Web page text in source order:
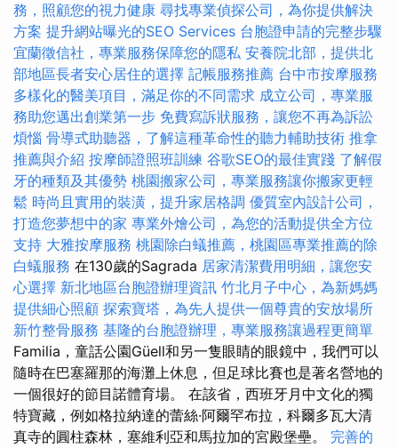
務，照顧您的視力健康 尋找專業偵探公司，為你提供解決
方案 提升網站曝光的SEO Services 台胞證申請的完整步驟
宜蘭徵信社，專業服務保障您的隱私 安養院北部，提供北
部地區長者安心居住的選擇 記帳服務推薦 台中市按摩服務
多樣化的醫美項目，滿足你的不同需求 成立公司，專業服
務助您邁出創業第一步 免費寫訴狀服務，讓您不再為訴訟
煩惱 骨導式助聽器，了解這種革命性的聽力輔助技術 推拿
推薦與介紹 按摩師證照班訓練 谷歌SEO的最佳實踐 了解假
牙的種類及其優勢 桃園搬家公司，專業服務讓你搬家更輕
鬆 時尚且實用的裝潢，提升家居格調 優質室內設計公司，
打造您夢想中的家 專業外燴公司，為您的活動提供全方位
支持 大雅按摩服務 桃園除白蟻推薦，桃園區專業推薦的除
白蟻服務 在130歲的Sagrada 居家清潔費用明細，讓您安
心選擇 新北地區台胞證辦理資訊 竹北月子中心，為新媽媽
提供細心照顧 探索寶塔，為先人提供一個尊貴的安放場所
新竹整骨服務 基隆的台胞證辦理，專業服務讓過程更簡單
Familia，童話公園Güell和另一隻眼睛的眼鏡中，我們可以
隨時在巴塞羅那的海灘上休息，但足球比賽也是著名營地的
一個很好的節目諾體育場。 在該省，西班牙月中文化的獨
特寶藏，例如格拉納達的蕾絲·阿爾罕布拉，科爾多瓦大清
真寺的圓柱森林，塞維利亞和馬拉加的宮殿堡壘。 完善的